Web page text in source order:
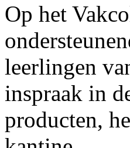
Op het
leerlingen
inspraak in
producten,